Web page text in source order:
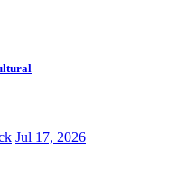
Jul 17, 2026